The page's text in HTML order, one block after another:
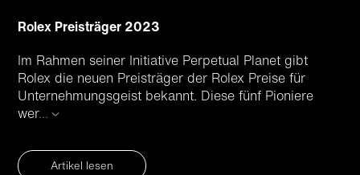
Rolex Preisträger 2023
Im Rahmen seiner Initiative Perpetual Planet gibt
Rolex die neuen Preisträger der Rolex Preise für
Unternehmungsgeist bekannt. Diese fünf Pioniere
wer...
Artikel lesen